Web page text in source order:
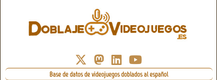
Base de datos de videojuegos doblados al español